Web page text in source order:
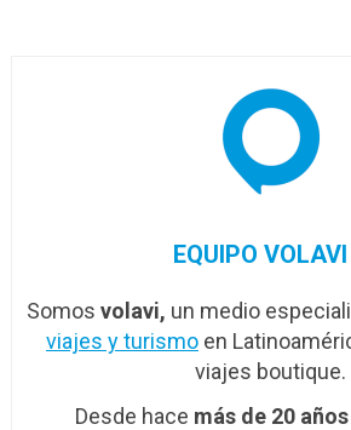
EQUIPO VOLAVI
Somosvolavi, un medio
viajes y turismoen
viajes boutique.
Desde hace más de 20 años